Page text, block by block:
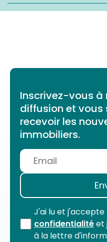
Inscrivez-vous à
diffusion et vous
recevoir les
immobiliers.
J'ai lu et j'accepte
confidentialitéet
à la lettre